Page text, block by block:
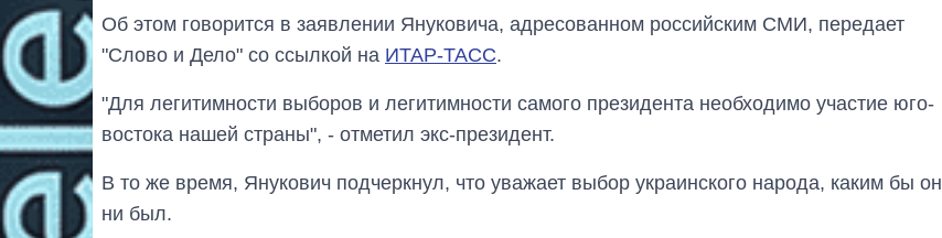
Об этом говорится в заявлении Януковича, адресованном российским СМИ, передает
"Слово и Дело" со ссылкой на ИТАР-ТАСС.
"Для легитимности выборов и легитимности самого президента необходимо участие юго-
востока нашей страны", - отметил экс-президент.
В то же время, Янукович подчеркнул, что уважает выбор украинского народа, каким бы он
ни был.